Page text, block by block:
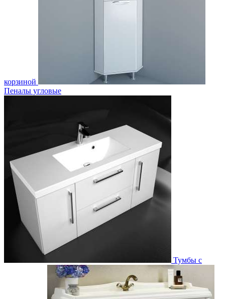
корзиной
Пеналы угловые
Тумбы с